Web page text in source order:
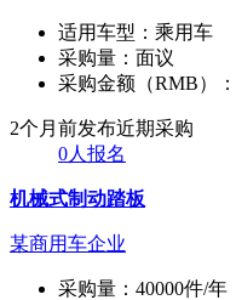
适用车型： 乘用车
采购量： 面议
采购金额（RMB）：
2个月前发布近期采购
0人报名
机械式制动踏板
某商用车企业
采购量： 40000件/年